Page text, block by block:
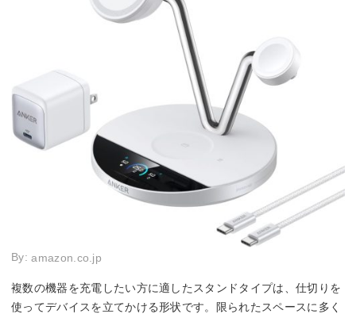
By:amazon.co.jp
複数の機器を充電したい方に適したスタンドタイプは、仕切りを
使ってデバイスを立てかける形状です。限られたスペースに多く